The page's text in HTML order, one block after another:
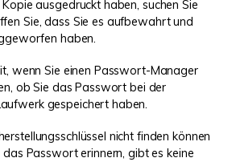
ausgedruckt haben, suchen Sie
Sie, dass Sie es aufbewahrt und
haben.
wenn Sie einen Passwort-Manager
ob Sie das Passwort bei der
gespeichert haben.
nicht finden können
Passwort erinnern, gibt es keine